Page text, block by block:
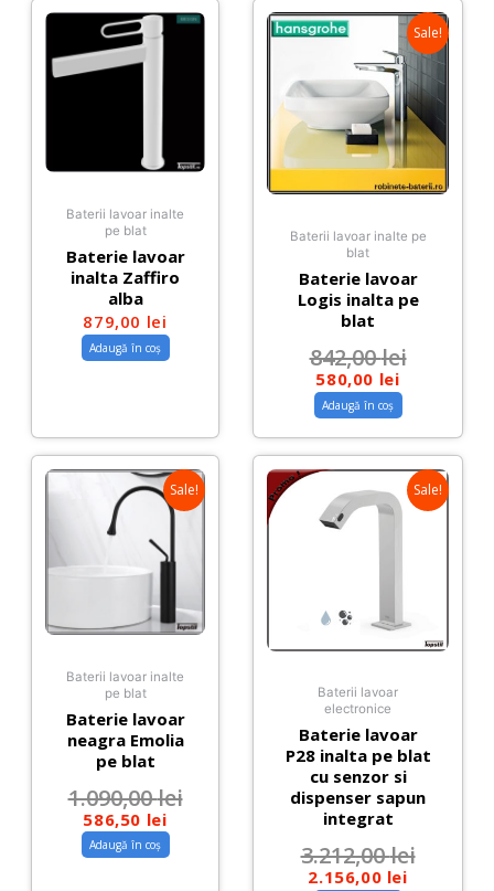
Baterii lavoar inalte
pe blat
Baterie lavoar
inalta Zaffiro
alba
879,00 lei
Adaugă în coș
Sale!
Baterii lavoar inalte pe
blat
Baterie lavoar
Logis inalta pe
blat
842,00lei
580,00 lei
Adaugă în coș
Sale!
Baterii lavoar inalte
pe blat
Baterie lavoar
neagra Emolia
pe blat
1.090,00lei
586,50 lei
Adaugă în coș
Sale!
Baterii lavoar
electronice
Baterie lavoar
P28 inalta pe blat
cu senzor si
dispenser sapun
integrat
3.212,00lei
2.156,00 lei